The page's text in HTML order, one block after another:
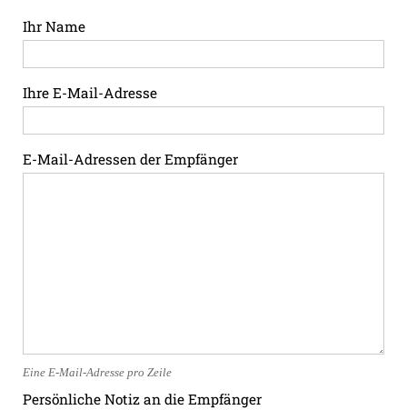
Ihr Name
Ihre E-Mail-Adresse
E-Mail-Adressen der Empfänger
Eine E-Mail-Adresse pro Zeile
Persönliche Notiz an die Empfänger